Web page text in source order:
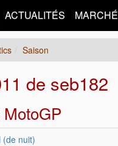
ACTUALITÉS MARCHÉ
Saison
de seb182
(de nuit)